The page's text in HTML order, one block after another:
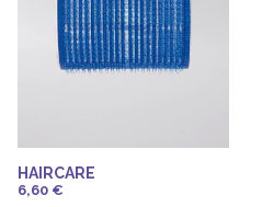
HAIRCARE
6,60 €